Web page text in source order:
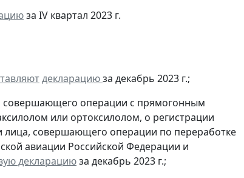
за IV квартал 2023 г.
декларациюза декабрь 2023 г.;
совершающего операции с прямогонным
или ортоксилолом, о регистрации
совершающего операции по переработке
авиации Российской Федерации и
декларациюза декабрь 2023 г.;